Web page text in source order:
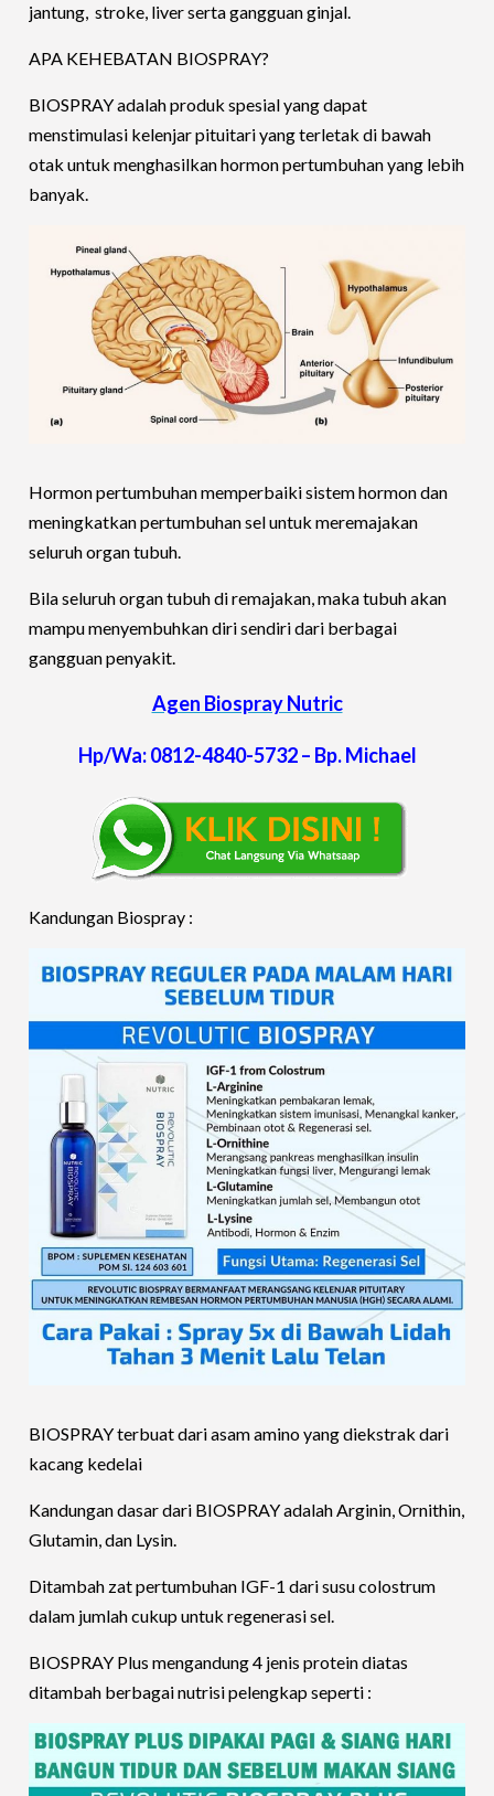
jantung, stroke, liver serta gangguan ginjal.
APA KEHEBATAN BIOSPRAY?
BIOSPRAY adalah produk spesial yang dapat
menstimulasi kelenjar pituitari yang terletak di bawah
otak untuk menghasilkan hormon pertumbuhan yang lebih
banyak.
Hormon pertumbuhan memperbaiki sistem hormon dan
meningkatkan pertumbuhan sel untuk meremajakan
seluruh organ tubuh.
Bila seluruh organ tubuh di remajakan, maka tubuh akan
mampu menyembuhkan diri sendiri dari berbagai
gangguan penyakit.
Agen Biospray Nutric
Hp/Wa: 0812-4840-5732 – Bp. Michael
Kandungan Biospray :
BIOSPRAY terbuat dari asam amino yang diekstrak dari
kacang kedelai
Kandungan dasar dari BIOSPRAY adalah Arginin, Ornithin,
Glutamin, dan Lysin.
Ditambah zat pertumbuhan IGF-1 dari susu colostrum
dalam jumlah cukup untuk regenerasi sel.
BIOSPRAY Plus mengandung 4 jenis protein diatas
ditambah berbagai nutrisi pelengkap seperti :